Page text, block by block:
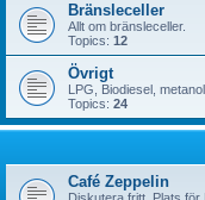
Bränsleceller
Allt om bränsleceller.
Topics: 12
Övrigt
LPG, Biodiesel, metanol
Topics: 24
Café Zeppelin